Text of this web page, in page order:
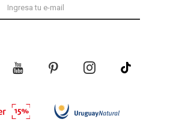
  